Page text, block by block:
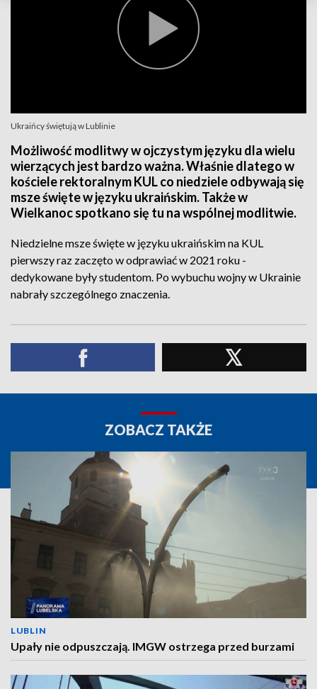
Ukraińcy świętują w Lublinie
Możliwość modlitwy w ojczystym języku dla wielu
wierzących jest bardzo ważna. Właśnie dlatego w
kościele rektoralnym KUL co niedziele odbywają się
msze święte w języku ukraińskim. Także w
Wielkanoc spotkano się tu na wspólnej modlitwie.
Niedzielne msze święte w języku ukraińskim na KUL
pierwszy raz zaczęto w odprawiać w 2021 roku -
dedykowane były studentom. Po wybuchu wojny w Ukrainie
nabrały szczególnego znaczenia.
ZOBACZ TAKŻE
LUBLIN
Upały nie odpuszczają. IMGW ostrzega przed burzami